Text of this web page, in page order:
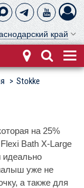
край
Stokke
на 25%
Bath X-Large
идеально
уже не
а также для